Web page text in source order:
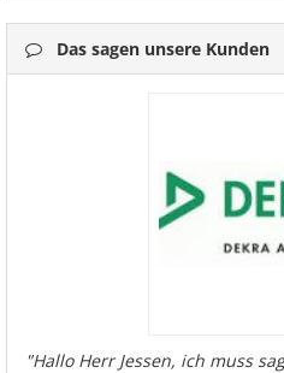
Das sagen unsere Kunden
"Hallo Herr Jessen, ich muss